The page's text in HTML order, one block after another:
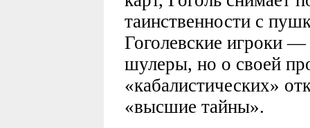
таинственности с
Гоголевские игроки
шулеры, но о своей
«кабалистических»
«высшие тайны».